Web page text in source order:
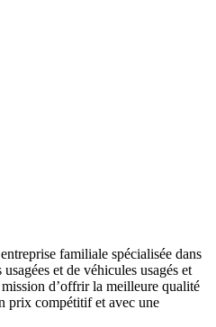
familiale spécialisée dans
et de véhicules usagés et
d’offrir la meilleure qualité
prix compétitif et avec une